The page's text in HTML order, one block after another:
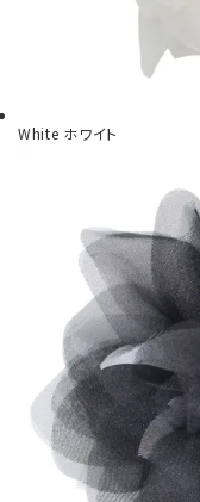
White ホワイト